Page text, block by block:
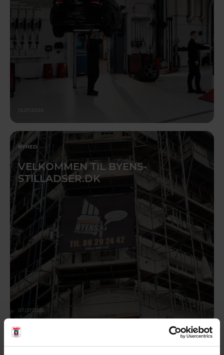
13.07.2026
NYHED
VELKOMMEN TIL BYENS-
STILLADSER.DK
07.07.2026
NYHED